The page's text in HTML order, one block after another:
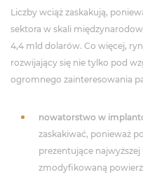
Liczby wciąż zaskakują,
sektora w skali
4,4 mld dolarów. Co więcej,
rozwijający się nie tylko pod
ogromnego zainteresowania
nowatorstwo w
zaskakiwać, ponieważ
prezentujące
zmodyfikowaną